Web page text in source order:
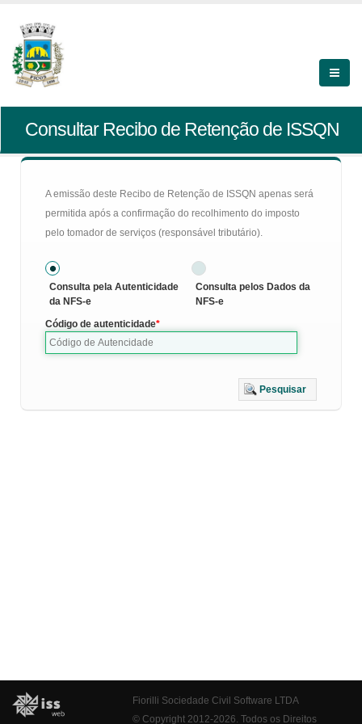
Consultar Recibo de Retenção de ISSQN
A emissão deste Recibo de Retenção de ISSQN apenas será
permitida após a confirmação do recolhimento do imposto
pelo tomador de serviços (responsável tributário).
Consulta pela Autenticidade
da NFS-e
Consulta pelos Dados da
NFS-e
Código de autenticidade
Pesquisar
Fiorilli Sociedade Civil Software LTDA
© Copyright 2012-2026. Todos os Direitos